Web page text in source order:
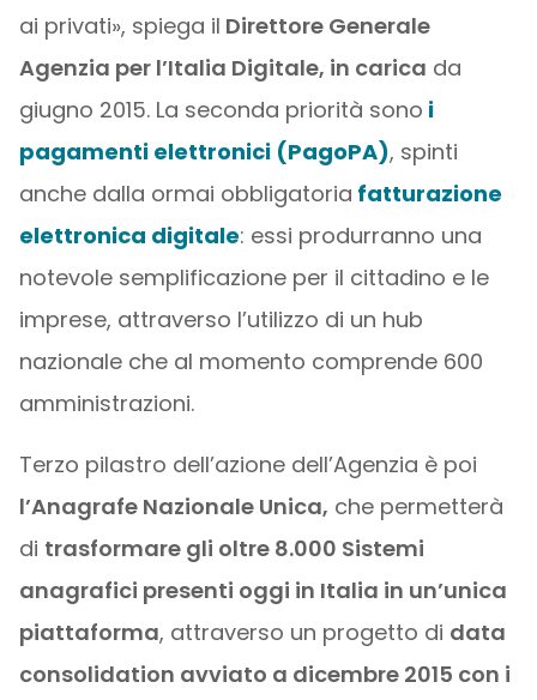
ai privati», spiega il Direttore Generale
Agenzia per l’Italia Digitale, in carica da
giugno 2015. La seconda priorità sono i
pagamenti elettronici (PagoPA), spinti
anche dalla ormai obbligatoria fatturazione
elettronica digitale: essi produrranno una
notevole semplificazione per il cittadino e le
imprese, attraverso l’utilizzo di un hub
nazionale che al momento comprende 600
amministrazioni.
Terzo pilastro dell’azione dell’Agenzia è poi
l’Anagrafe Nazionale Unica, che permetterà
di trasformare gli oltre 8.000 Sistemi
anagrafici presenti oggi in Italia in un’unica
piattaforma, attraverso un progetto di data
consolidation avviato a dicembre 2015 con i